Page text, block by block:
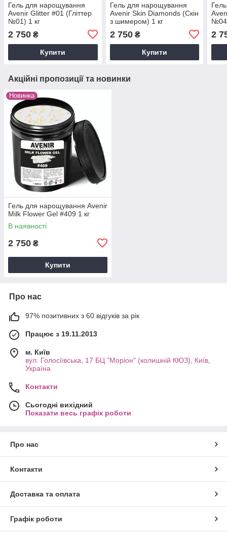
Гель для нарощування
Avenir Glitter #01 (Гліттер
№01) 1 кг
2 750 ₴
Купити
Гель для нарощування
Avenir Skin Diamonds (Скін
з шимером) 1 кг
2 750₴
Купити
2
Акційні пропозиції та новинки
Новинка
Гель для нарощування Avenir
Milk Flower Gel #409 1 кг
В наявності
2 750 ₴
Купити
Про нас
97% позитивних з 60 відгуків за рік
Працює з 19.11.2013
м. Київ
вул. Голосіївська, 17 БЦ "Моріон" (колишній КЮЗ), Київ,
Україна
Контакти
Сьогодні вихідний
Показати весь графік роботи
Про нас
Контакти
Доставка та оплата
Графік роботи